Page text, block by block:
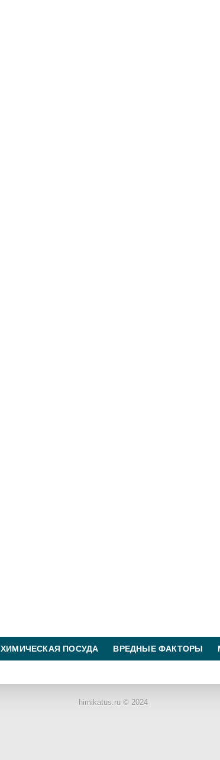
ХИМИЧЕСКАЯ ПОСУДА ВРЕДНЫЕ ФАКТОРЫ
himikatus.ru © 2024